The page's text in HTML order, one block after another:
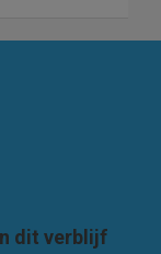
dit verblijf